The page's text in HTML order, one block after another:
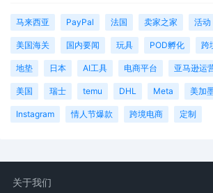
马来西亚 PayPal 法国 卖家之家 活动
美国海关 国内要闻 玩具 POD孵化 跨
地垫 日本 AI工具 电商平台 亚马逊运
美国 瑞士 temu DHL Meta 美加
Instagram 情人节爆款 跨境电商 定制
关于我们